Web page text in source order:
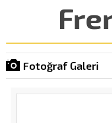
Fotoğraf Galeri